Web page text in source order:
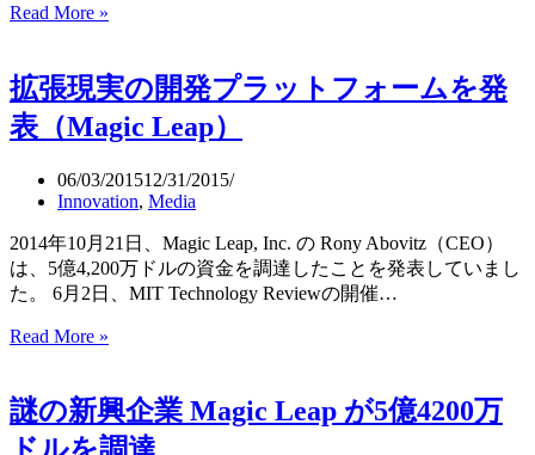
Read More »
特
殊
効
や
合
な
し
で
た
動
拡張現実の開発プラットフォームを発
表（Magic Leap）
06/03/201512/31/2015
Innovation, Media
2014年10月21日、Magic Leap, Inc. の Rony Abovitz（CEO）
は、5億4,200万ドルの資金を調達したことを発表していまし
た。 6月2日、MIT Technology Reviewの開催…
Read More »
実
の
謎の新興企業 Magic Leap が5億4200万